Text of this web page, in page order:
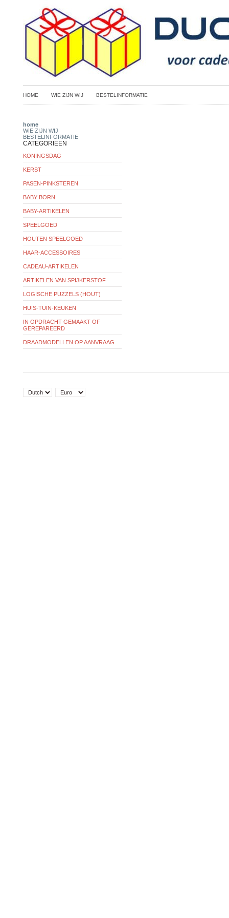
HOME WIE ZIJN WIJ BESTELINFORMATIE
home
WIE ZIJN WIJ
BESTELINFORMATIE
CATEGORIEEN
KONINGSDAG
KERST
PASEN-PINKSTEREN
BABY BORN
BABY-ARTIKELEN
SPEELGOED
HOUTEN SPEELGOED
HAAR-ACCESSOIRES
CADEAU-ARTIKELEN
ARTIKELEN VAN SPIJKERSTOF
LOGISCHE PUZZELS (HOUT)
HUIS-TUIN-KEUKEN
IN OPDRACHT GEMAAKT OF
GEREPAREERD
DRAADMODELLEN OP AANVRAAG